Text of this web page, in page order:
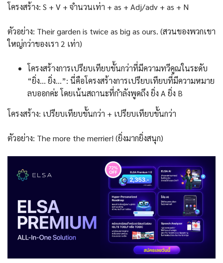
โครงสร้าง: S + V + จำนวนเท่า + as + Adj/adv + as + N
ตัวอย่าง: Their garden is twice as big as ours. (สวนของพวกเขา
ใหญ่กว่าของเรา 2 เท่า)
โครงสร้างการเปรียบเทียบขั้นกว่าที่มีความทวีคูณในระดับ
“ยิ่ง… ยิ่ง…”: นี่คือโครงสร้างการเปรียบเทียบที่มีความหมาย
ลบออกค่ะ โดยเน้นสถานะที่กำลังพูดถึง ยิ่ง A ยิ่ง B
โครงสร้าง: เปรียบเทียบขั้นกว่า + เปรียบเทียบขั้นกว่า
ตัวอย่าง: The more the merrier! (ยิ่งมากยิ่งสนุก)